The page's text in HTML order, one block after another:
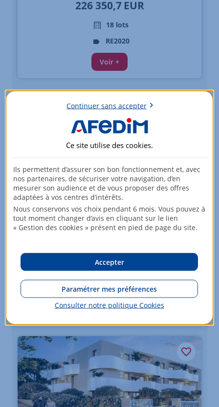
226 350,7 EUR
18 lots
RE2020
Voir +
Appartements - du 2 au 3 pièces
TOULON
2 lots
Voir +
Continuer sans accepter
Ce site utilise des cookies.
Ils permettent d’assurer son bon fonctionnement et, avec
nos partenaires, de sécuriser votre navigation, d’en
mesurer son audience et de vous proposer des offres
adaptées à vos centres d’intérêts.
Nous conservons vos choix pendant 6 mois. Vous pouvez à
tout moment changer d’avis en cliquant sur le lien
« Gestion des cookies » présent en pied de page du site.
Accepter
Paramétrer mes préférences
Consulter notre politique Cookies